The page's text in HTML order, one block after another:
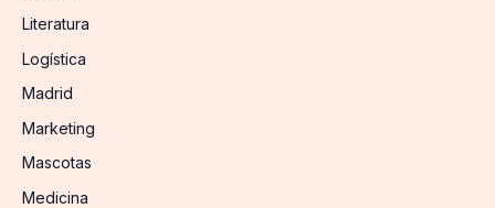
Literatura
Logística
Madrid
Marketing
Mascotas
Medicina